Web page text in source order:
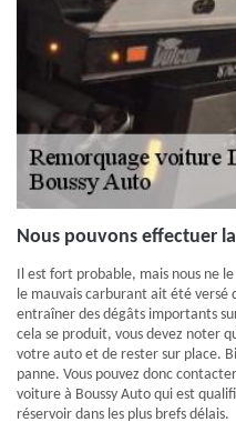
Nous pouvons effectuer
Il est fort probable, mais nous ne
le mauvais carburant ait été versé
entraîner des dégâts importants
cela se produit, vous devez noter
votre auto et de rester sur place.
panne. Vous pouvez donc
voiture à Boussy Auto qui est
réservoir dans les plus brefs délais.